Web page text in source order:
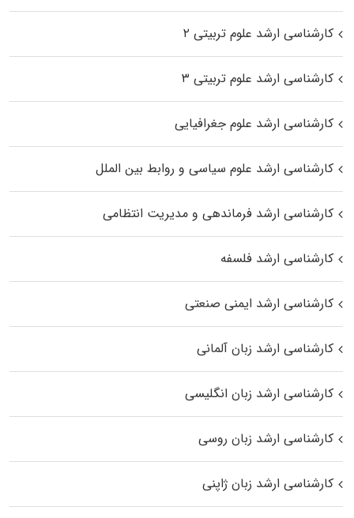
کارشناسی ارشد علوم تربیتی ۲
کارشناسی ارشد علوم تربیتی ۳
کارشناسی ارشد علوم جغرافیایی
کارشناسی ارشد علوم سیاسی و روابط بین الملل
کارشناسی ارشد فرماندهی و مدیریت انتظامی
کارشناسی ارشد فلسفه
کارشناسی ارشد ایمنی صنعتی
کارشناسی ارشد زبان آلمانی
کارشناسی ارشد زبان انگلیسی
کارشناسی ارشد زبان روسی
کارشناسی ارشد زبان ژاپنی